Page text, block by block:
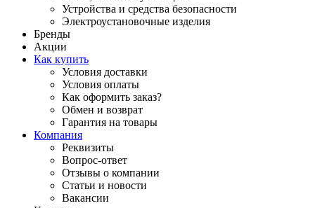
Устройства и средства безопасности
Электроустановочные изделия
Бренды
Акции
Как купить
Условия доставки
Условия оплаты
Как оформить заказ?
Обмен и возврат
Гарантия на товары
Компания
Реквизиты
Вопрос-ответ
Отзывы о компании
Статьи и новости
Вакансии